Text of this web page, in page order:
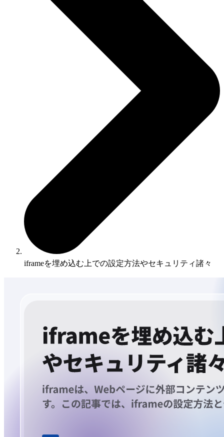
iframeを埋め込む上での設定方法やセキュリティ諸々